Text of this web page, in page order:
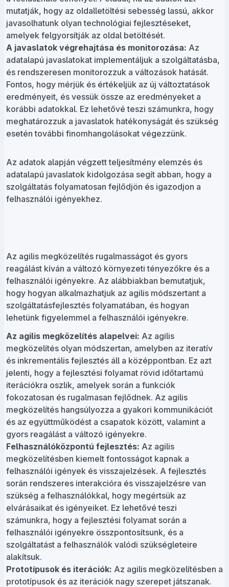
mutatják, hogy az oldalletöltési sebesség lassú, akkor
javasolhatunk olyan technológiai fejlesztéseket,
amelyek felgyorsítják az oldal betöltését.
A javaslatok végrehajtása és monitorozása: Az
adatalapú javaslatokat implementáljuk a szolgáltatásba,
és rendszeresen monitorozzuk a változások hatását.
Fontos, hogy mérjük és értékeljük az új változtatások
eredményeit, és vessük össze az eredményeket a
korábbi adatokkal. Ez lehetővé teszi számunkra, hogy
meghatározzuk a javaslatok hatékonyságát és szükség
esetén további finomhangolásokat végezzünk.
Az adatok alapján végzett teljesítmény elemzés és
adatalapú javaslatok kidolgozása segít abban, hogy a
szolgáltatás folyamatosan fejlődjön és igazodjon a
felhasználói igényekhez.
Az agilis megközelítés rugalmasságot és gyors
reagálást kíván a változó környezeti tényezőkre és a
felhasználói igényekre. Az alábbiakban bemutatjuk,
hogy hogyan alkalmazhatjuk az agilis módszertant a
szolgáltatásfejlesztés folyamatában, és hogyan
lehetünk figyelemmel a felhasználói igényekre.
Az agilis megközelítés alapelvei: Az agilis
megközelítés olyan módszertan, amelyben az iteratív
és inkrementális fejlesztés áll a középpontban. Ez azt
jelenti, hogy a fejlesztési folyamat rövid időtartamú
iterációkra oszlik, amelyek során a funkciók
fokozatosan és rugalmasan fejlődnek. Az agilis
megközelítés hangsúlyozza a gyakori kommunikációt
és az együttműködést a csapatok között, valamint a
gyors reagálást a változó igényekre.
Felhasználóközpontú fejlesztés: Az agilis
megközelítésben kiemelt fontosságot kapnak a
felhasználói igények és visszajelzések. A fejlesztés
során rendszeres interakcióra és visszajelzésre van
szükség a felhasználókkal, hogy megértsük az
elvárásaikat és igényeiket. Ez lehetővé teszi
számunkra, hogy a fejlesztési folyamat során a
felhasználói igényekre összpontosítsunk, és a
szolgáltatást a felhasználók valódi szükségleteire
alakítsuk.
Prototípusok és iterációk: Az agilis megközelítésben a
prototípusok és az iterációk nagy szerepet játszanak.